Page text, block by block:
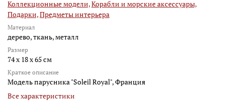
Коллекционные модели,Корабли и морские аксессуары,
Подарки,Предметы интерьера
Материал
дерево, ткань, металл
Размер
74 x 18 x 65 см
Краткое описание
Модель парусника "Soleil Royal", Франция
Все характеристики